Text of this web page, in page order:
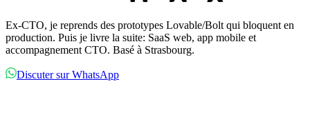
Ex-CTO, je reprends des prototypes Lovable/Bolt qui bloquent en
production. Puis je livre la suite: SaaS web, app mobile et
accompagnement CTO. Basé à Strasbourg.
Discuter sur WhatsApp